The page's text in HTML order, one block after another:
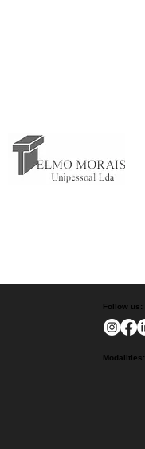
Follow us:
Modalities: